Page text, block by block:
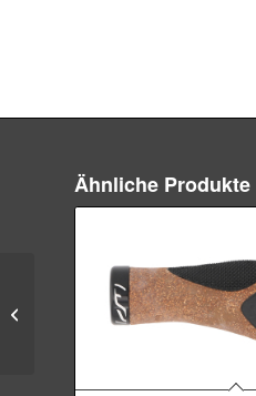
Ähnliche Produkte
CAMELBAK
Trinkrucksack
„Hydrobak Light“ –